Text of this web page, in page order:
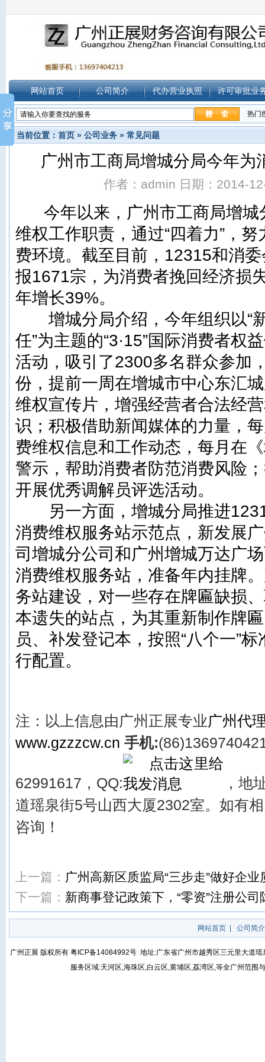
网站首页 公司简介 代办营业执照 许可审批业
热门
当前位置： 首页 » 公司业务 » 常见问题
广州市工商局增城分局今年为
作者：admin 日期：2014-
今年以来，广州市工商局增城
维权工作职责，通过“四着力”，
费环境。截至目前，12315和消
报1671宗，为消费者挽回经济损
年增长39%。
增城分局介绍，今年组织以“
任”为主题的“3·15”国际消费者权
活动，吸引了2300多名群众参加
份，提前一周在增城市中心东汇
维权宣传片，增强经营者合法经
识；积极借助新闻媒体的力量，
费维权信息和工作动态，每月在
警示，帮助消费者防范消费风险
开展优秀调解员评选活动。
另一方面，增城分局推进
消费维权服务站示范点，新发展
司增城分公司和广州增城万达广
消费维权服务站，准备年内挂牌
务站建设，对一些存在牌匾缺损
本遗失的站点，为其重新制作牌
员、补发登记本，按照“八个一”
行配置。
注：以上信息由广州正展专业广州代
www.gzzzcw.cn 手机:
62991617，QQ: ， 地
道瑶泉街5号山西大厦2302室。 如有
咨询！
上一篇： 广州高新区质监局“三步走”做好企
下一篇： 新商事登记政策下，“零资”注册公
网站首页 公司简介
广州正展 版权所有 粤ICP备14084992号 地址:广东省广州市越秀区三元里大道
服务区域:天河区,海珠区,白云区,黄埔区,荔湾区,等全广州范围与